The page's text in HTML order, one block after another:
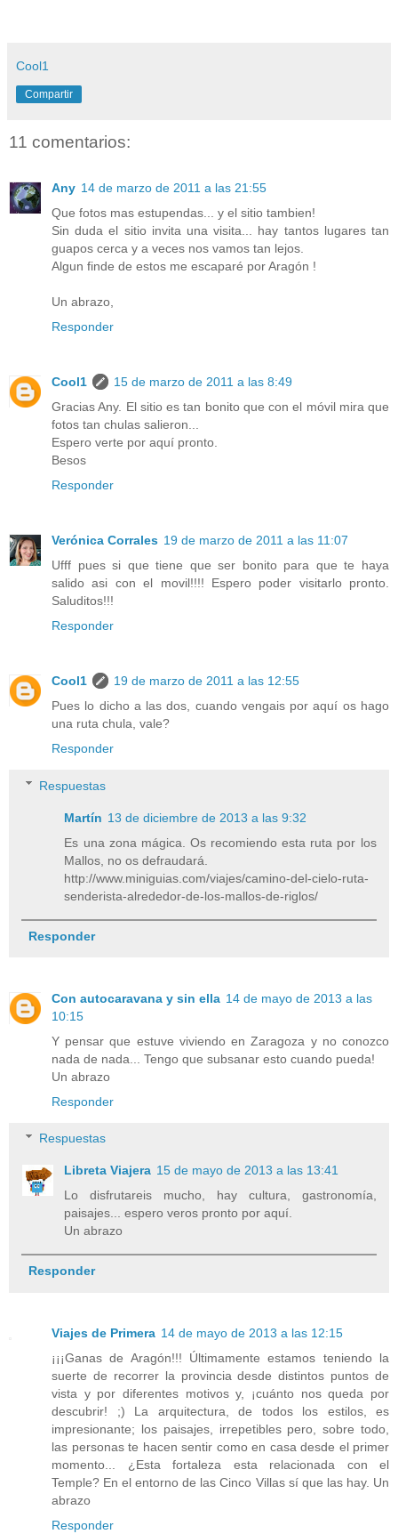
Cool1
Compartir
11 comentarios:
Any 14 de marzo de 2011 a las 21:55
Que fotos mas estupendas... y el sitio tambien!
Sin duda el sitio invita una visita... hay tantos lugares tan
guapos cerca y a veces nos vamos tan lejos.
Algun finde de estos me escaparé por Aragón !
Un abrazo,
Responder
Cool1
15 de marzo de 2011 a las 8:49
Gracias Any. El sitio es tan bonito que con el móvil mira que
fotos tan chulas salieron...
Espero verte por aquí pronto.
Besos
Responder
Verónica Corrales 19 de marzo de 2011 a las 11:07
Ufff pues si que tiene que ser bonito para que te haya
salido asi con el movil!!!! Espero poder visitarlo pronto.
Saluditos!!!
Responder
Cool1
19 de marzo de 2011 a las 12:55
Pues lo dicho a las dos, cuando vengais por aquí os hago
una ruta chula, vale?
Responder
Respuestas
Martín 13 de diciembre de 2013 a las 9:32
Es una zona mágica. Os recomiendo esta ruta por los
Mallos, no os defraudará.
http://www.miniguias.com/viajes/camino-del-cielo-ruta-
senderista-alrededor-de-los-mallos-de-riglos/
Responder
Con autocaravana y sin ella 14 de mayo de 2013 a las
10:15
Y pensar que estuve viviendo en Zaragoza y no conozco
nada de nada... Tengo que subsanar esto cuando pueda!
Un abrazo
Responder
Respuestas
Libreta Viajera 15 de mayo de 2013 a las 13:41
Lo disfrutareis mucho, hay cultura, gastronomía,
paisajes... espero veros pronto por aquí.
Un abrazo
Responder
Viajes de Primera 14 de mayo de 2013 a las 12:15
¡¡¡Ganas de Aragón!!! Últimamente estamos teniendo la
suerte de recorrer la provincia desde distintos puntos de
vista y por diferentes motivos y, ¡cuánto nos queda por
descubrir! ;) La arquitectura, de todos los estilos, es
impresionante; los paisajes, irrepetibles pero, sobre todo,
las personas te hacen sentir como en casa desde el primer
momento... ¿Esta fortaleza esta relacionada con el
Temple? En el entorno de las Cinco Villas sí que las hay. Un
abrazo
Responder